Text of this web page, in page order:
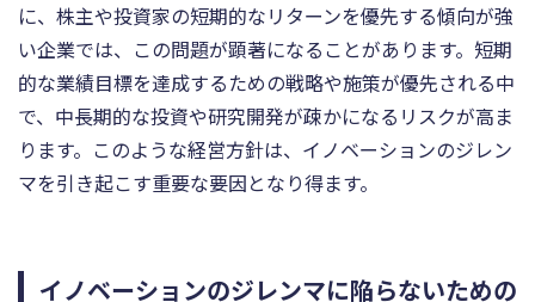
に、株主や投資家の短期的なリターンを優先する傾向が強
い企業では、この問題が顕著になることがあります。短期
的な業績目標を達成するための戦略や施策が優先される中
で、中長期的な投資や研究開発が疎かになるリスクが高ま
ります。このような経営方針は、イノベーションのジレン
マを引き起こす重要な要因となり得ます。
イノベーションのジレンマに陥らないための